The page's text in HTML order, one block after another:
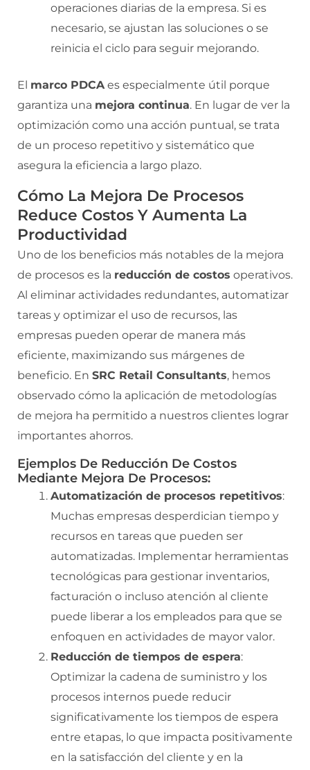
operaciones diarias de la empresa. Si es
necesario, se ajustan las soluciones o se
reinicia el ciclo para seguir mejorando.
El marco PDCAes especialmente útil porque
garantiza una mejora continua. En lugar de ver la
optimización como una acción puntual, se trata
de un proceso repetitivo y sistemático que
asegura la eficiencia a largo plazo.
Cómo La Mejora De Procesos
Reduce Costos Y Aumenta La
Productividad
Uno de los beneficios más notables de la mejora
de procesos es la reducción de costos operativos.
Al eliminar actividades redundantes, automatizar
tareas y optimizar el uso de recursos, las
empresas pueden operar de manera más
eficiente, maximizando sus márgenes de
beneficio. En SRC Retail Consultants, hemos
observado cómo la aplicación de metodologías
de mejora ha permitido a nuestros clientes lograr
importantes ahorros.
Ejemplos De Reducción De Costos
Mediante Mejora De Procesos:
Automatización de procesos repetitivos:
Muchas empresas desperdician tiempo y
recursos en tareas que pueden ser
automatizadas. Implementar herramientas
tecnológicas para gestionar inventarios,
facturación o incluso atención al cliente
puede liberar a los empleados para que se
enfoquen en actividades de mayor valor.
Reducción de tiempos de espera:
Optimizar la cadena de suministro y los
procesos internos puede reducir
significativamente los tiempos de espera
entre etapas, lo que impacta positivamente
en la satisfacción del cliente y en la